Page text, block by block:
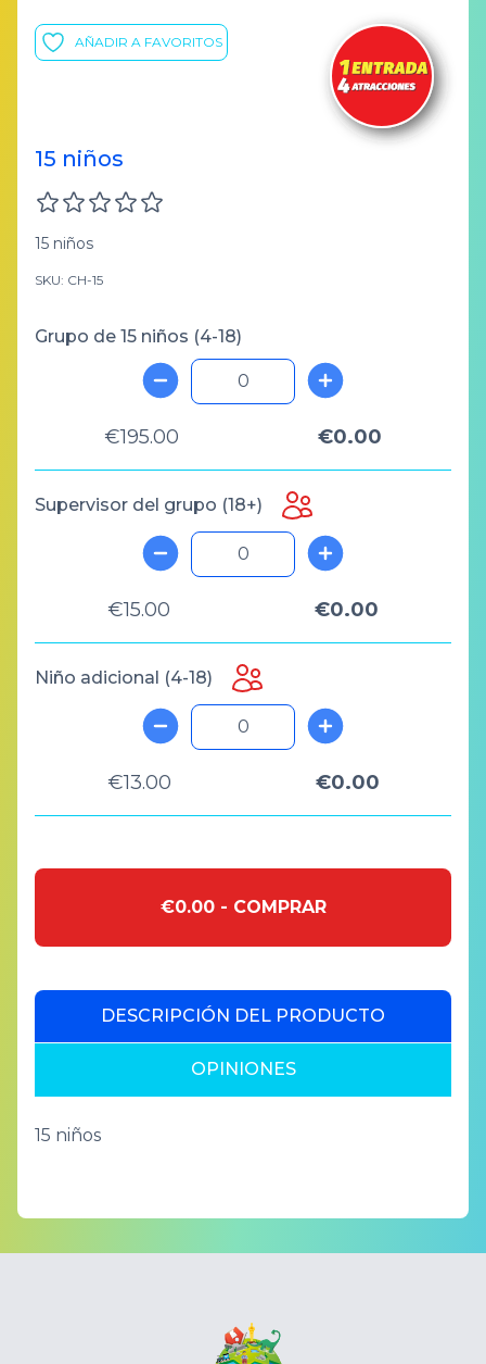
AÑADIR A FAVORITOS
15 niños
15 niños
SKU: CH-15
Grupo de 15 niños (4-18)
€195.00 €0.00
Supervisor ​​del grupo (18+)
€15.00 €0.00
Niño adicional (4-18)
€13.00 €0.00
€0.00 - COMPRAR
DESCRIPCIÓN DEL PRODUCTO
OPINIONES
15 niños